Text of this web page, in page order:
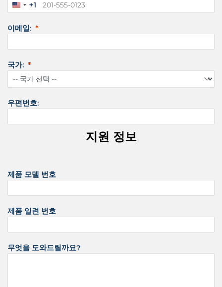
미
+
1
+1
이메일:
국가:
우편번호:
지원 정보
제품 모델 번호
제품 일련 번호
무엇을 도와드릴까요?